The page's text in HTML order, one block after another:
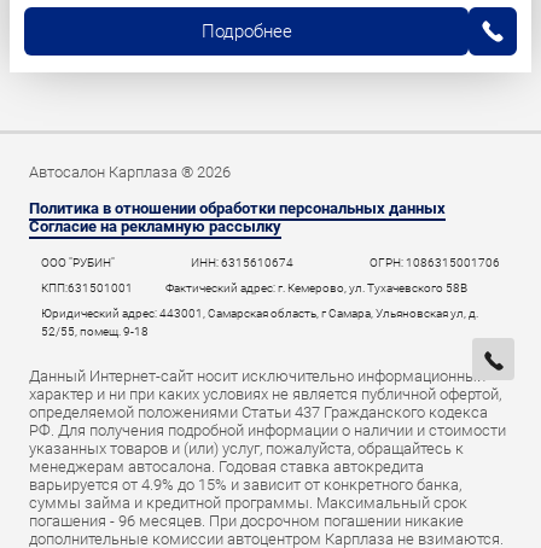
Подробнее
Автосалон Карплаза ® 2026
Политика в отношении обработки персональных данных
Согласие на рекламную рассылку
ООО "РУБИН" ИНН: 6315610674
ОГРН: 1086315001706
КПП:631501001
Фактический адрес: г. Кемерово, ул. Тухачевского 58В
Юридический адрес: 443001, Самарская область, г Самара, Ульяновская ул, д.
52/55, помещ. 9-18
Данный Интернет-сайт носит исключительно информационный
характер и ни при каких условиях не является публичной офертой,
определяемой положениями Статьи 437 Гражданского кодекса
РФ. Для получения подробной информации о наличии и стоимости
указанных товаров и (или) услуг, пожалуйста, обращайтесь к
менеджерам автосалона. Годовая ставка автокредита
варьируется от 4.9% до 15% и зависит от конкретного банка,
суммы займа и кредитной программы. Максимальный срок
погашения - 96 месяцев. При досрочном погашении никакие
дополнительные комиссии автоцентром Карплаза не взимаются.